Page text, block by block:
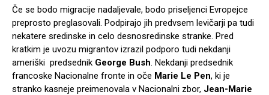
Če se bodo migracije nadaljevale, bodo priseljenci Evropejce
preprosto preglasovali. Podpirajo jih predvsem levičarji pa tudi
nekatere sredinske in celo desnosredinske stranke. Pred
kratkim je uvozu migrantov izrazil podporo tudi nekdanji
ameriški predsednik George Bush . Nekdanji predsednik
francoske Nacionalne fronte in oče Marie Le Pen, ki je
stranko kasneje preimenovala v Nacionalni zbor, Jean-Marie